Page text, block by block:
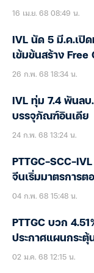
16 เม.ย. 68 08:49 น.
IVL นัด 5 มี.ค.เปิ
เข้มข้นสร้าง
26 ก.พ. 68 18:34 น.
IVL ทุ่ม 7.4 พันลบ
บรรจุภัณฑ์อินเดีย
24 ก.พ. 68 13:24 น.
PTTGC-SCC-
จีนเริ่มมาตรการต
04 ก.พ. 68 15:48 น.
PTTGC บวก
ประกาศแผนกระตุ้
02 ม.ค. 68 12:15 น.